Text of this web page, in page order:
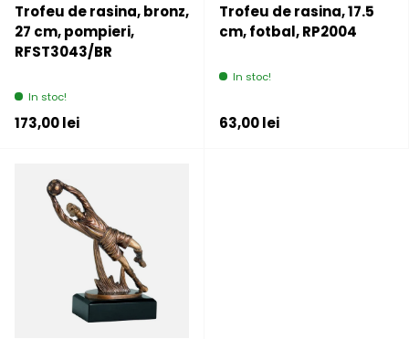
Trofeu de rasina, bronz,
27 cm, pompieri,
RFST3043/BR
In stoc!
Pret initial
173,00 lei
Trofeu de rasina, 17.5
cm, fotbal, RP2004
In stoc!
Pret initial
63,00 lei